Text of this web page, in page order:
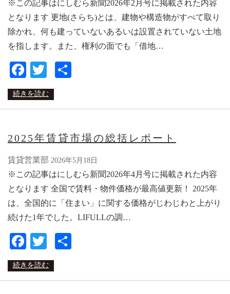
※この記事はにしむら新聞2026年2月号に掲載された内容
となります 更地(さらち)とは、建物や構造物がすべて取り
除かれ、何も建っていないあるいは設置されていない土地
を指します。また、権利の面でも「借地…
Facebook
Twitter
続きを読む
2025年賃貸市場の総括レポート
賃貸営業部 2026年5月18日
※この記事はにしむら新聞2026年4月号に掲載された内容
となります 全国で賃料・物件価格が最高値更新！ 2025年
は、全国的に「住まい」に関する価格がじわじわと上がり
続けた1年でした。LIFULLの調…
Facebook
Twitter
続きを読む